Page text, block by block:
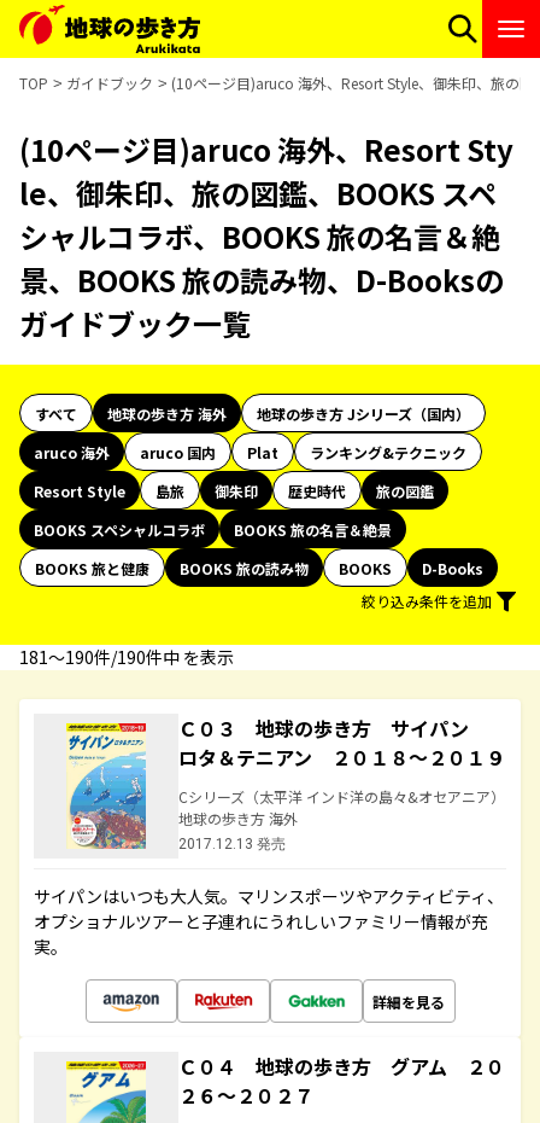
TOP ガイドブック (10ページ目)aruco 海外、Resort Style、御朱印、旅の
(10ページ目)aruco 海外、Resort Sty
le、御朱印、旅の図鑑、BOOKS スペ
シャルコラボ、BOOKS 旅の名言＆絶
景、BOOKS 旅の読み物、D-Booksの
ガイドブック一覧
すべて 地球の歩き方 海外
地球の歩き方 Jシリーズ（国内）
aruco 海外
aruco 国内 Plat
ランキング&テクニック
Resort Style
島旅 御朱印 歴史時代
旅の図鑑
BOOKS スペシャルコラボ
BOOKS 旅の名言＆絶景
BOOKS 旅と健康
BOOKS 旅の読み物 BOOKS
D-Books
絞り込み条件を追加
181〜190件/190件中 を表示
Ｃ０３ 地球の歩き方 サイパン
ロタ＆テニアン ２０１８～２０１９
Cシリーズ（太平洋 インド洋の島々&オセアニア）
地球の歩き方 海外
2017.12.13 発売
サイパンはいつも大人気。マリンスポーツやアクティビティ、
オプショナルツアーと子連れにうれしいファミリー情報が充
実。
詳細を見る
Ｃ０４ 地球の歩き方 グアム ２０
２６～２０２７